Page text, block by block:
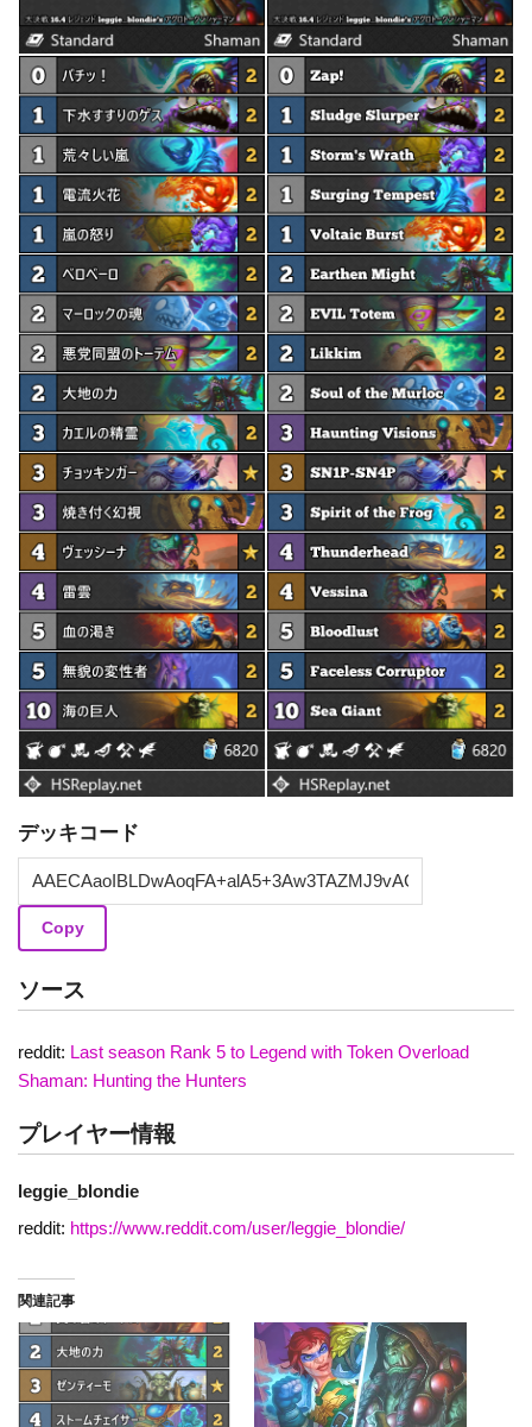
デッキコード
Copy
ソース
reddit: Last season Rank 5 to Legend with Token Overload
Shaman: Hunting the Hunters
プレイヤー情報
leggie_blondie
reddit: https://www.reddit.com/user/leggie_blondie/
関連記事